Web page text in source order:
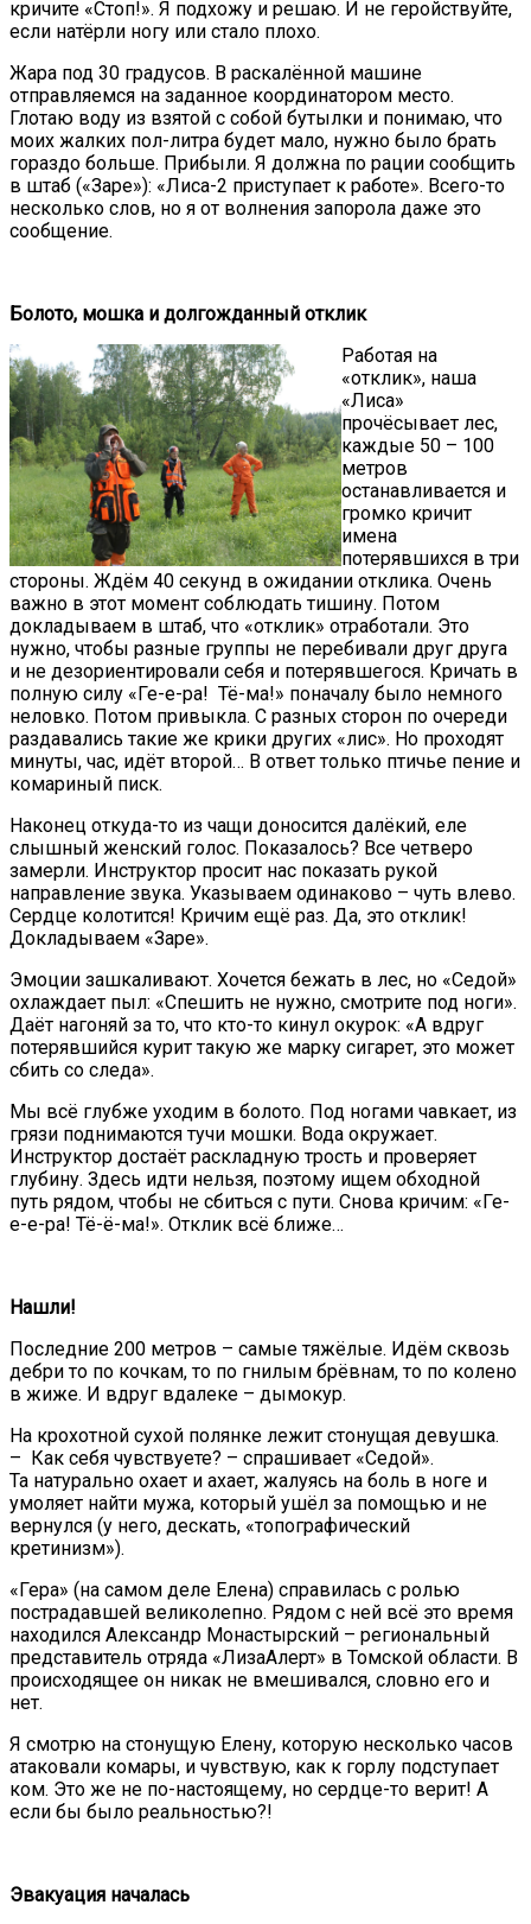
кричите «Стоп!». Я подхожу и решаю. И не геройствуйте,
если натёрли ногу или стало плохо.
Жара под 30 градусов. В раскалённой машине
отправляемся на заданное координатором место.
Глотаю воду из взятой с собой бутылки и понимаю, что
моих жалких пол-литра будет мало, нужно было брать
гораздо больше. Прибыли. Я должна по рации сообщить
в штаб («Заре»): «Лиса-2 приступает к работе». Всего-то
несколько слов, но я от волнения запорола даже это
сообщение.
Болото, мошка и долгожданный отклик
Работая на
«отклик», наша
«Лиса»
прочёсывает лес,
каждые 50 – 100
метров
останавливается и
громко кричит
имена
потерявшихся в три
стороны. Ждём 40 секунд в ожидании отклика. Очень
важно в этот момент соблюдать тишину. Потом
докладываем в штаб, что «отклик» отработали. Это
нужно, чтобы разные группы не перебивали друг друга
и не дезориентировали себя и потерявшегося. Кричать в
полную силу «Ге-е-ра! Тё-ма!» поначалу было немного
неловко. Потом привыкла. С разных сторон по очереди
раздавались такие же крики других «лис». Но проходят
минуты, час, идёт второй… В ответ только птичье пение и
комариный писк.
Наконец откуда-то из чащи доносится далёкий, еле
слышный женский голос. Показалось? Все четверо
замерли. Инструктор просит нас показать рукой
направление звука. Указываем одинаково – чуть влево.
Сердце колотится! Кричим ещё раз. Да, это отклик!
Докладываем «Заре».
Эмоции зашкаливают. Хочется бежать в лес, но «Седой»
охлаждает пыл: «Спешить не нужно, смотрите под ноги».
Даёт нагоняй за то, что кто-то кинул окурок: «А вдруг
потерявшийся курит такую же марку сигарет, это может
сбить со следа».
Мы всё глубже уходим в болото. Под ногами чавкает, из
грязи поднимаются тучи мошки. Вода окружает.
Инструктор достаёт раскладную трость и проверяет
глубину. Здесь идти нельзя, поэтому ищем обходной
путь рядом, чтобы не сбиться с пути. Снова кричим: «Ге-
е-е-ра! Тё-ё-ма!». Отклик всё ближе…
Нашли!
Последние 200 метров – самые тяжёлые. Идём сквозь
дебри то по кочкам, то по гнилым брёвнам, то по колено
в жиже. И вдруг вдалеке – дымокур.
На крохотной сухой полянке лежит стонущая девушка.
– Как себя чувствуете? – спрашивает «Седой».
Та натурально охает и ахает, жалуясь на боль в ноге и
умоляет найти мужа, который ушёл за помощью и не
вернулся (у него, дескать, «топографический
кретинизм»).
«Гера» (на самом деле Елена) справилась с ролью
пострадавшей великолепно. Рядом с ней всё это время
находился Александр Монастырский – региональный
представитель отряда «ЛизаАлерт» в Томской области. В
происходящее он никак не вмешивался, словно его и
нет.
Я смотрю на стонущую Елену, которую несколько часов
атаковали комары, и чувствую, как к горлу подступает
ком. Это же не по-настоящему, но сердце-то верит! А
если бы было реальностью?!
Эвакуация началась